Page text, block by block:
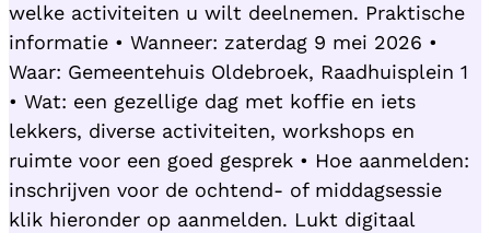
welke activiteiten u wilt deelnemen. Praktische
informatie • Wanneer: zaterdag 9 mei 2026 •
Waar: Gemeentehuis Oldebroek, Raadhuisplein 1
• Wat: een gezellige dag met koffie en iets
lekkers, diverse activiteiten, workshops en
ruimte voor een goed gesprek • Hoe aanmelden:
inschrijven voor de ochtend- of middagsessie
klik hieronder op aanmelden. Lukt digitaal